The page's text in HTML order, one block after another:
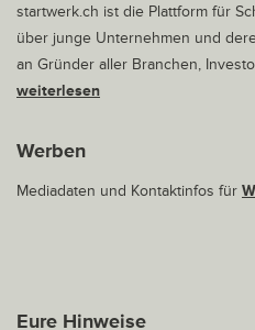
startwerk.ch ist die Plattform für
über junge Unternehmen und
an Gründer aller Branchen,
weiterlesen
Werben
Mediadaten und Kontaktinfos für
Eure Hinweise